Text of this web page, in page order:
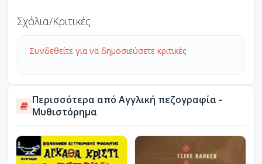
Σχόλια/Κριτικές
Συνδεθείτε για να δημοσιεύσετε κριτικές
Περισσότερα από Αγγλική πεζογραφία -
Μυθιστόρημα